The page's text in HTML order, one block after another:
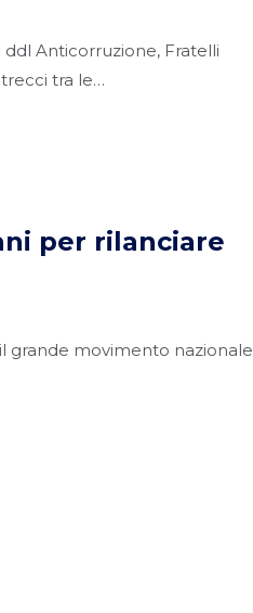
Anticorruzione, Fratelli
tra le…
per rilanciare
grande movimento nazionale